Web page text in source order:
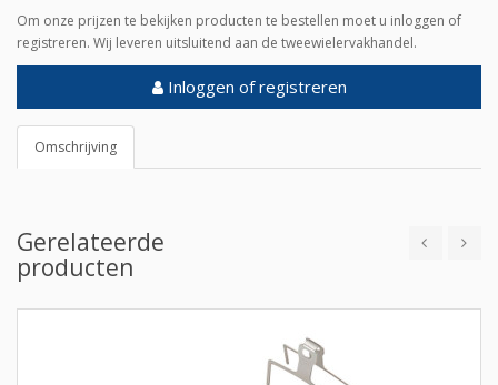
Omschrijving
Om onze prijzen te bekijken producten te bestellen moet u inloggen of
registreren. Wij leveren uitsluitend aan de tweewielervakhandel.
Inloggen of registreren
Gerelateerde
producten